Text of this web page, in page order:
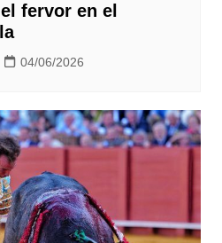
fervor en el
04/06/2026